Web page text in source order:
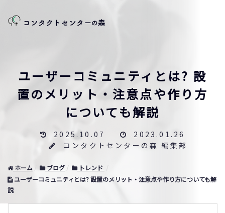
ユーザーコミュニティとは? 設
置のメリット・注意点や作り方
についても解説
2025.10.07
2023.01.26
コンタクトセンターの森 編集部
ホーム ブログ
トレンド
ユーザーコミュニティとは? 設置のメリット・注意点や作り方についても解
説